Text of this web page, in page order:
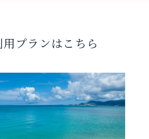
プランはこちら